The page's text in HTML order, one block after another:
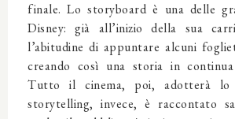
finale. Lo storyboard è una delle
Disney: già all’inizio della sua
l’abitudine di appuntare alcuni
creando così una storia in continua
Tutto il cinema, poi, adotterà lo
storytelling, invece, è raccontato